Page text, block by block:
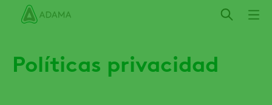
Políticas privacidad